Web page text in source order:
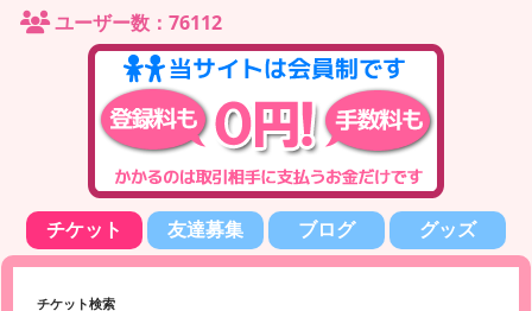
ユーザー数：76112
チケット 友達募集 ブログ グッズ
チケット検索